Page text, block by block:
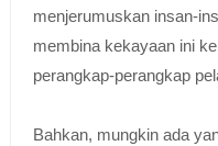
menjerumuskan insan-
membina kekayaan ini
perangkap-perangkap
Bahkan, mungkin ada